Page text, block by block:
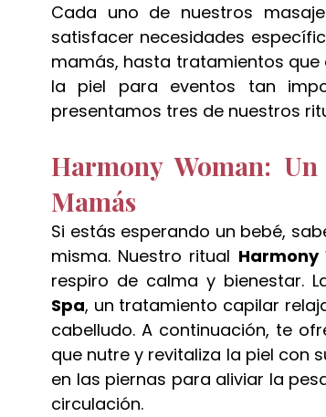
Cada uno de nuestros
satisfacer necesidades
mamás, hasta tratamientos
la piel para eventos tan
presentamos tres de nuestros
Harmony Woman:
Mamás
Si estás esperando un bebé,
misma. Nuestro ritual Harmony
respiro de calma y bienestar.
Spa, un tratamiento capilar
cabelludo. A continuación, te
que nutre y revitaliza la piel con
en las piernas para aliviar la
circulación.